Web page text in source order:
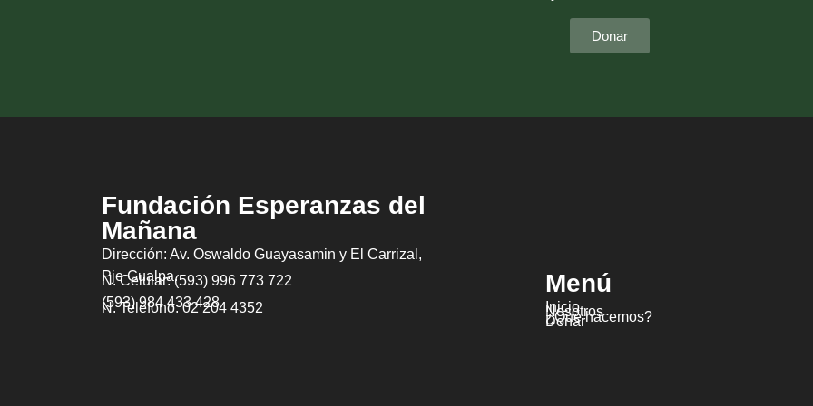
Donar
Fundación Esperanzas del
Mañana
Dirección: Av. Oswaldo Guayasamin y El Carrizal,
Pje Gualpa.
N. Celular: (593) 996 773 722
(593) 984 433 428
N. Teléfono: 02 204 4352
Menú
Inicio
Nosotros
¿Qué hacemos?
Donar